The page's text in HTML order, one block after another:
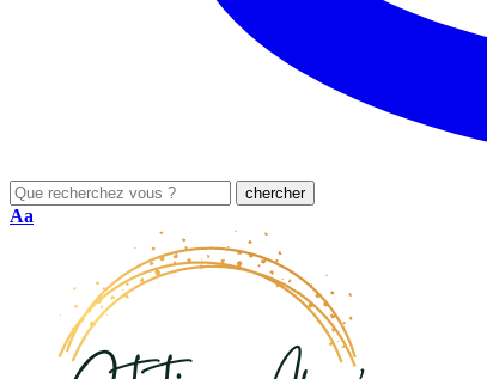
Aa